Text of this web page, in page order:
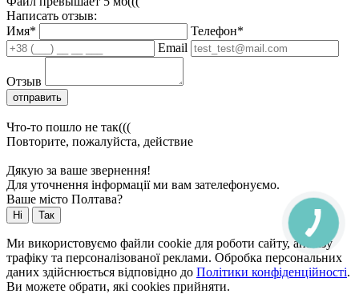
Написать отзыв:
Имя*
Телефон*
Email
Отзыв
отправить
Что-то пошло не так(((
Повторите, пожалуйста, действие
Дякую за ваше звернення!
Для уточнення інформації ми вам зателефонуємо.
Ваше місто Полтава?
Ні Так
Ми використовуємо файли cookie для роботи сайту, аналізу
трафіку та персоналізованої реклами. Обробка персональних
даних здійснюється відповідно до Політики конфіденційності.
Ви можете обрати, які cookies прийняти.